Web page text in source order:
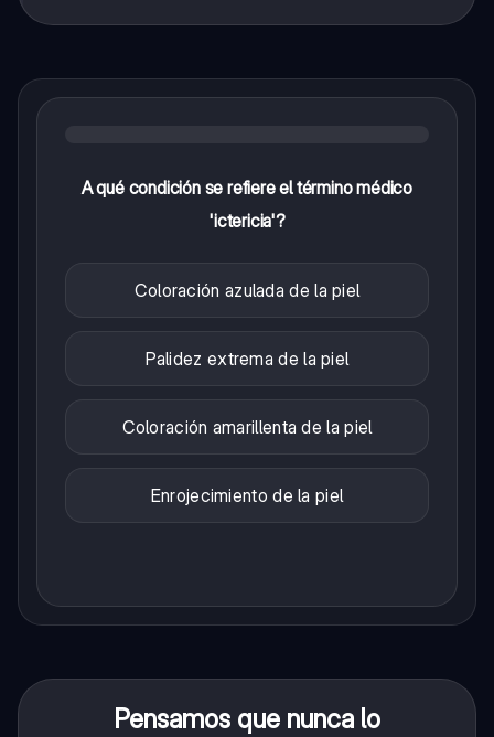
A qué condición se refiere el término médico
'ictericia'?
Coloración azulada de la piel
Palidez extrema de la piel
Coloración amarillenta de la piel
Enrojecimiento de la piel
Pensamos que nunca lo